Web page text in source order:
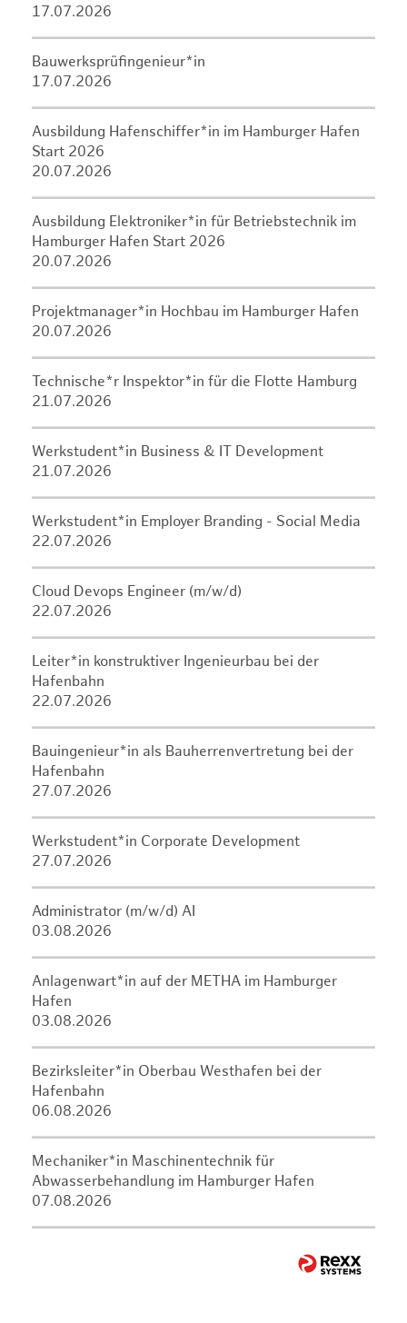
17.07.2026
Bauwerksprüfingenieur*in
17.07.2026
Ausbildung Hafenschiffer*in im Hamburger Hafen
Start 2026
20.07.2026
Ausbildung Elektroniker*in für Betriebstechnik im
Hamburger Hafen Start 2026
20.07.2026
Projektmanager*in Hochbau im Hamburger Hafen
20.07.2026
Technische*r Inspektor*in für die Flotte Hamburg
21.07.2026
Werkstudent*in Business & IT Development
21.07.2026
Werkstudent*in Employer Branding - Social Media
22.07.2026
Cloud Devops Engineer (m/w/d)
22.07.2026
Leiter*in konstruktiver Ingenieurbau bei der
Hafenbahn
22.07.2026
Bauingenieur*in als Bauherrenvertretung bei der
Hafenbahn
27.07.2026
Werkstudent*in Corporate Development
27.07.2026
Administrator (m/w/d) AI
03.08.2026
Anlagenwart*in auf der METHA im Hamburger
Hafen
03.08.2026
Bezirksleiter*in Oberbau Westhafen bei der
Hafenbahn
06.08.2026
Mechaniker*in Maschinentechnik für
Abwasserbehandlung im Hamburger Hafen
07.08.2026